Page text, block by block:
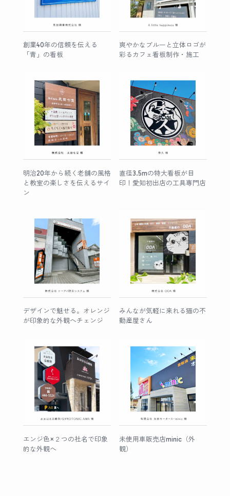
創業40年の信頼を伝える
「青」の看板
爽やかなブルーと立体ロゴが
彩るカフェ看板制作・施工
明治20年から続く老舗の風格
と教室の楽しさを伝えるサイ
ン
直径3.5mの特大看板が目
印！愛知初出店の工具専門店
デザインで魅せる。オレンジ
が印象的な外観へチェンジ
みんなが気軽に来れる猫の不
動産屋さん
エンジ色×２つの社名で印象
的な外観へ
未使用車販売店minic（外
観）